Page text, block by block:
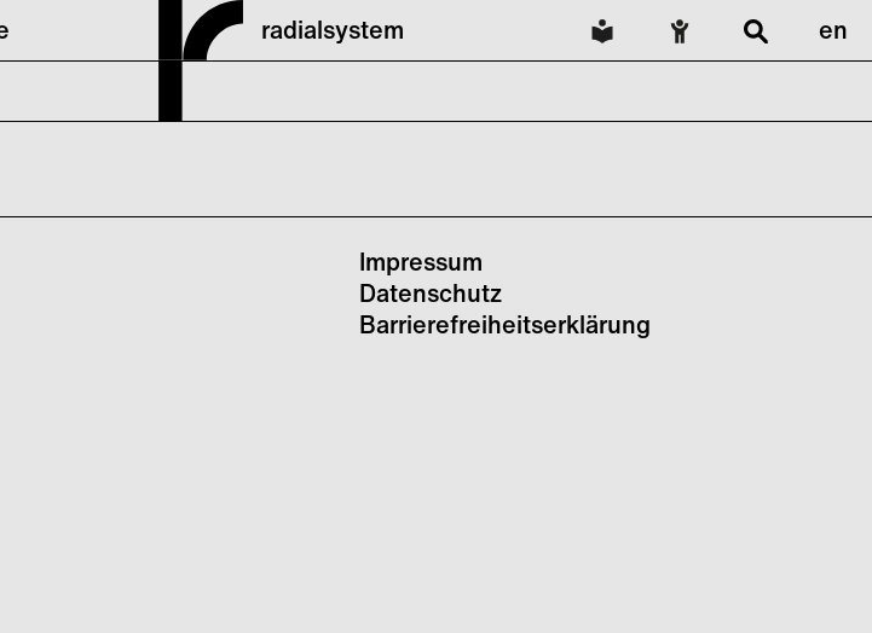
radialsystem
en
Impressum
Datenschutz
Barrierefreiheitserklärung